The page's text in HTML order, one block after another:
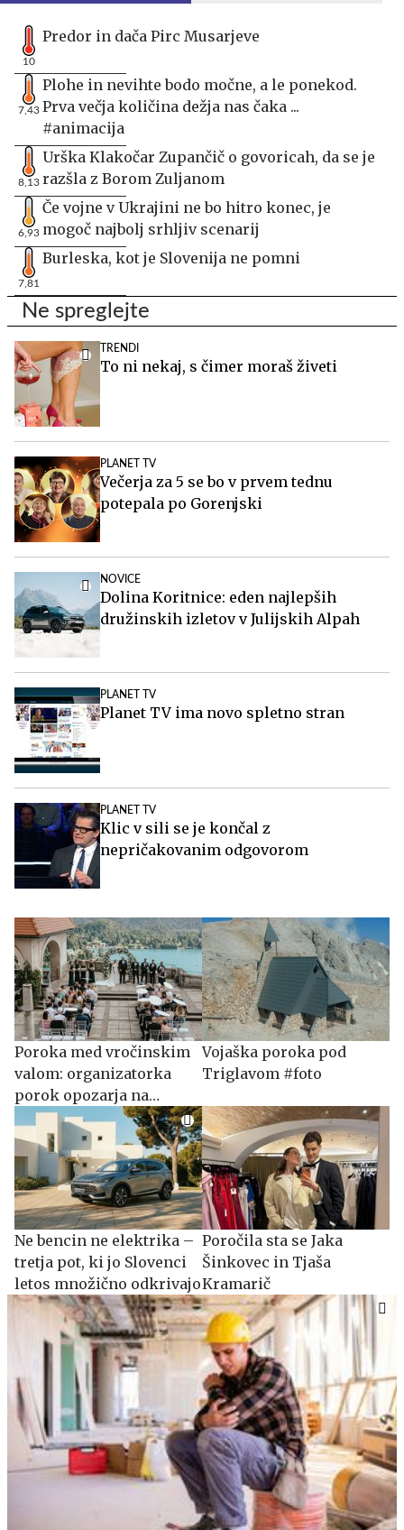
10
Predor in dača Pirc Musarjeve
7,43
Plohe in nevihte bodo močne, a le ponekod.
Prva večja količina dežja nas čaka ...
#animacija
8,13
Urška Klakočar Zupančič o govoricah, da se je
razšla z Borom Zuljanom
6,93
Če vojne v Ukrajini ne bo hitro konec, je
mogoč najbolj srhljiv scenarij
7,81
Burleska, kot je Slovenija ne pomni
Ne spreglejte
TRENDI
To ni nekaj, s čimer moraš živeti
PLANET TV
Večerja za 5 se bo v prvem tednu
potepala po Gorenjski
NOVICE
Dolina Koritnice: eden najlepših
družinskih izletov v Julijskih Alpah
PLANET TV
Planet TV ima novo spletno stran
PLANET TV
Klic v sili se je končal z
nepričakovanim odgovorom
Poroka med vročinskim
valom: organizatorka
porok opozarja na
največjo napako
Vojaška poroka pod
Triglavom #foto
Ne bencin ne elektrika –
tretja pot, ki jo Slovenci
letos množično odkrivajo
Poročila sta se Jaka
Šinkovec in Tjaša
Kramarič